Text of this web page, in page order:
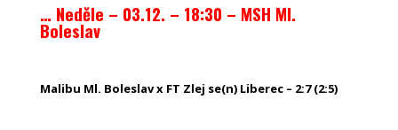
… Neděle – 03.12. – 18:30 – MSH Ml.
Boleslav
Malibu Ml. Boleslav x FT Zlej se(n) Liberec – 2:7 (2:5)